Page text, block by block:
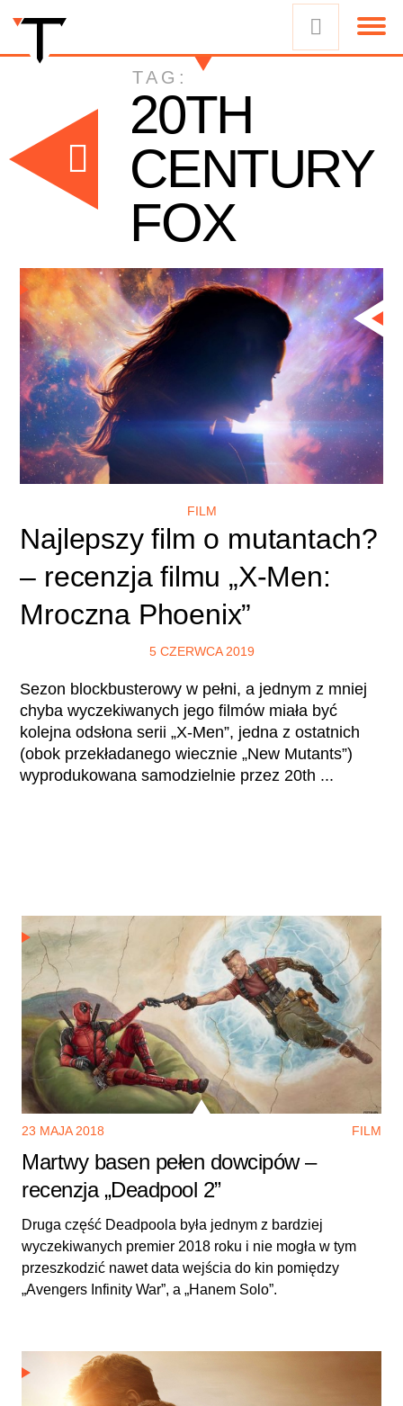
TAG:
20TH
CENTURY
FOX
FILM
Najlepszy film o mutantach?
– recenzja filmu „X-Men:
Mroczna Phoenix”
5 CZERWCA 2019
Sezon blockbusterowy w pełni, a jednym z mniej
chyba wyczekiwanych jego filmów miała być
kolejna odsłona serii „X-Men”, jedna z ostatnich
(obok przekładanego wiecznie „New Mutants”)
wyprodukowana samodzielnie przez 20th ...
23 MAJA 2018 FILM
Martwy basen pełen dowcipów –
recenzja „Deadpool 2”
Druga część Deadpoola była jednym z bardziej
wyczekiwanych premier 2018 roku i nie mogła w tym
przeszkodzić nawet data wejścia do kin pomiędzy
„Avengers Infinity War”, a „Hanem Solo”.